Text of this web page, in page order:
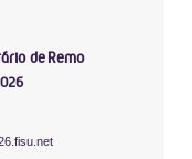
de Remo